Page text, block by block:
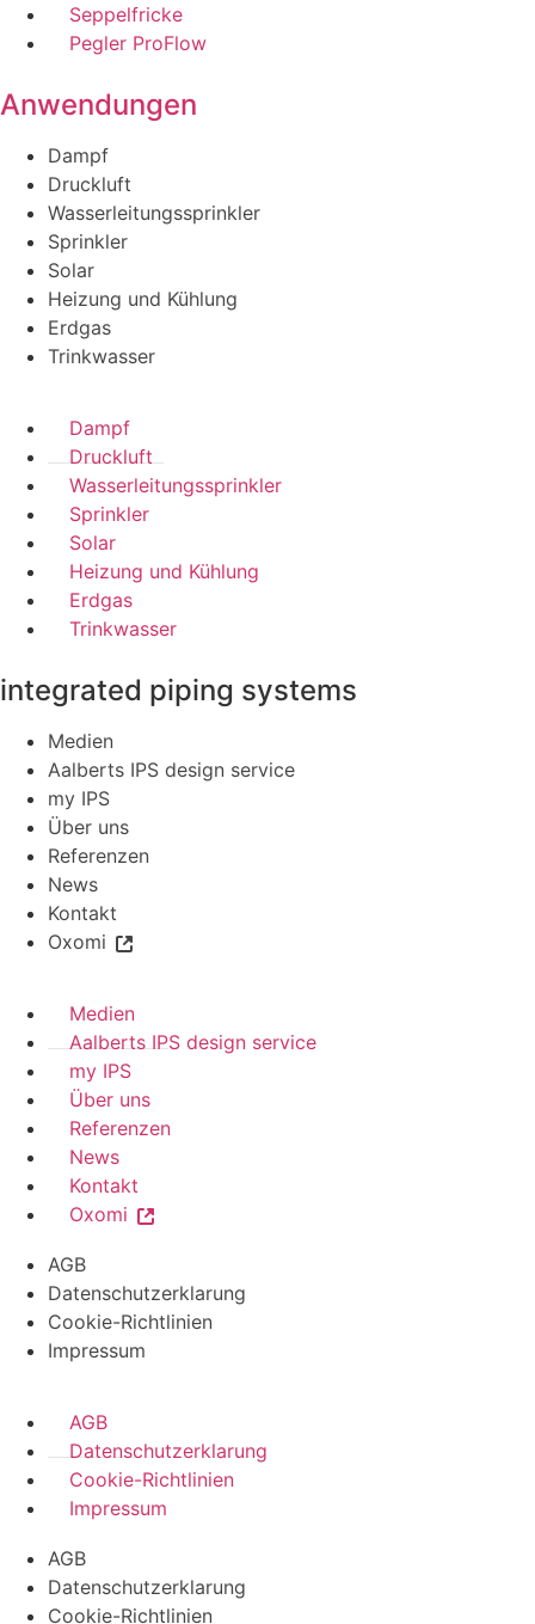
Seppelfricke
Pegler ProFlow
Anwendungen
Dampf
Druckluft
Wasserleitungssprinkler
Sprinkler
Solar
Heizung und Kühlung
Erdgas
Trinkwasser
Dampf
Druckluft
Wasserleitungssprinkler
Sprinkler
Solar
Heizung und Kühlung
Erdgas
Trinkwasser
integrated piping systems
Medien
Aalberts IPS design service
my IPS
Über uns
Referenzen
News
Kontakt
Oxomi
Medien
Aalberts IPS design service
my IPS
Über uns
Referenzen
News
Kontakt
Oxomi
AGB
Datenschutzerklarung
Cookie-Richtlinien
Impressum
AGB
Datenschutzerklarung
Cookie-Richtlinien
Impressum
AGB
Datenschutzerklarung
Cookie-Richtlinien